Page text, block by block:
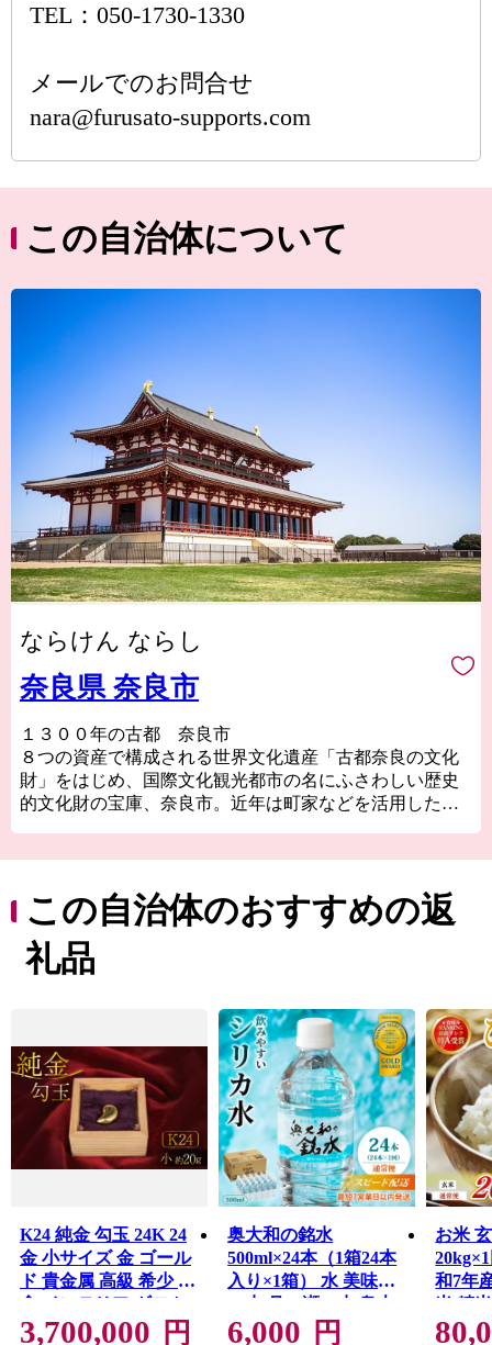
TEL：050-1730-1330
メールでのお問合せ
nara@furusato-supports.com
この自治体について
ならけん ならし
奈良県 奈良市
１３００年の古都 奈良市
８つの資産で構成される世界文化遺産「古都奈良の文化
財」をはじめ、国際文化観光都市の名にふさわしい歴史
的文化財の宝庫、奈良市。近年は町家などを活用した個
古都奈良はこれからも歴史と伝統を生かしたまちづくり
をすすめます。
この自治体のおすすめの返
礼品
K24 純金 勾玉 24K 24
金 小サイズ 金 ゴール
ド 貴金属 高級 希少 記
念 インテリア ギフト
プレゼント 贈り物 贈
3,700,000 円
奥大和の銘水
500ml×24本（1箱24本
入り×1箱） 水 美味し
い水 月ヶ瀬の水 奥大
和の銘水24本セット
6,000 円
お米
和7年
米 精
直送